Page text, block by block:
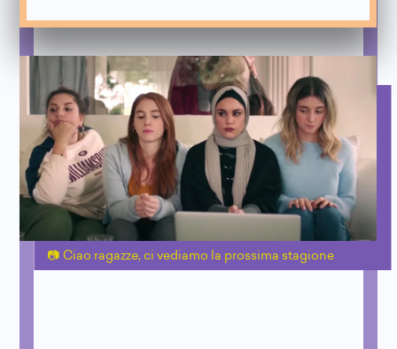
Ciao ragazze, ci vediamo la prossima stagione